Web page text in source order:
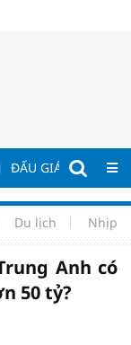
ĐẤU GIÁ - ĐẤU
Du lịch Nhịp
Anh có
50 tỷ?